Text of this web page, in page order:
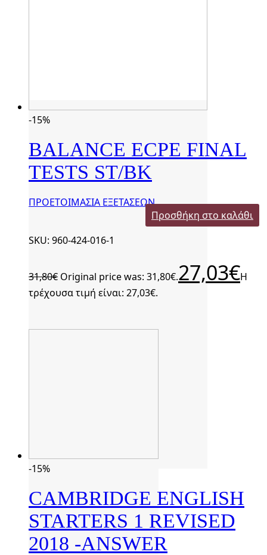
-15%
BALANCE ECPE FINAL
TESTS ST/BK
ΠΡΟΕΤΟΙΜΑΣΙΑ ΕΞΕΤΑΣΕΩΝ
Προσθήκη στο καλάθι
SKU: 960-424-016-1
31,80€ Original price was: 31,80€.27,03€Η
τρέχουσα τιμή είναι: 27,03€.
-15%
CAMBRIDGE ENGLISH
STARTERS 1 REVISED
2018 -ANSWER